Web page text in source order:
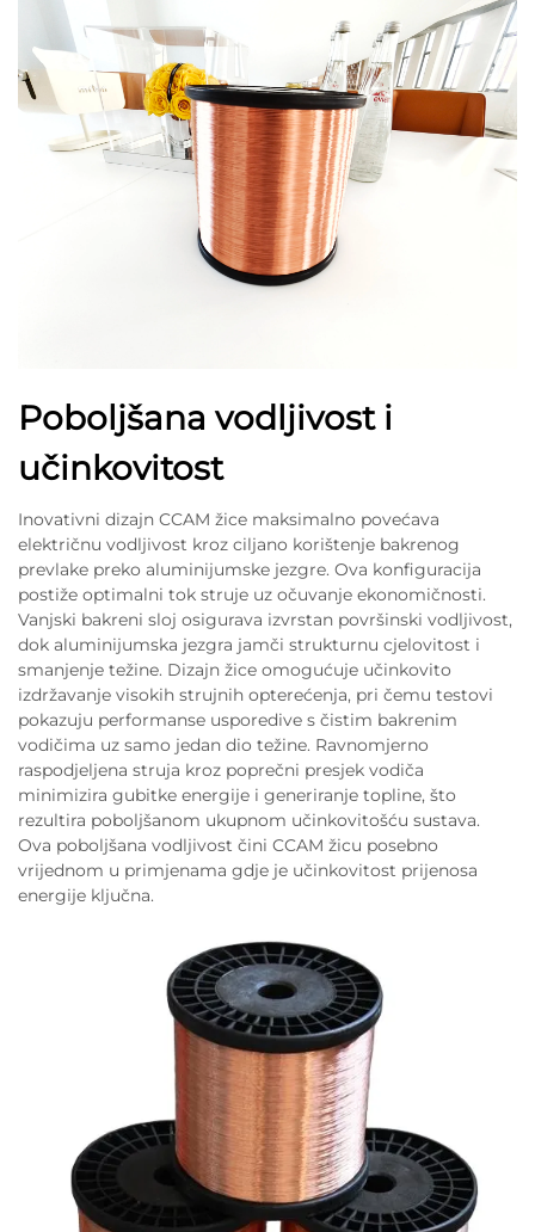
Poboljšana vodljivost i
učinkovitost
Inovativni dizajn CCAM žice maksimalno povećava
električnu vodljivost kroz ciljano korištenje bakrenog
prevlake preko aluminijumske jezgre. Ova konfiguracija
postiže optimalni tok struje uz očuvanje ekonomičnosti.
Vanjski bakreni sloj osigurava izvrstan površinski vodljivost,
dok aluminijumska jezgra jamči strukturnu cjelovitost i
smanjenje težine. Dizajn žice omogućuje učinkovito
izdržavanje visokih strujnih opterećenja, pri čemu testovi
pokazuju performanse usporedive s čistim bakrenim
vodičima uz samo jedan dio težine. Ravnomjerno
raspodjeljena struja kroz poprečni presjek vodiča
minimizira gubitke energije i generiranje topline, što
rezultira poboljšanom ukupnom učinkovitošću sustava.
Ova poboljšana vodljivost čini CCAM žicu posebno
vrijednom u primjenama gdje je učinkovitost prijenosa
energije ključna.